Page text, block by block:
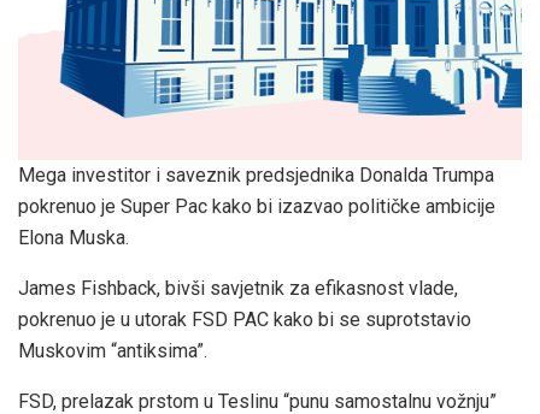
Mega investitor i saveznik predsjednika Donalda Trumpa
pokrenuo je Super Pac kako bi izazvao političke ambicije
Elona Muska.
James Fishback, bivši savjetnik za efikasnost vlade,
pokrenuo je u utorak FSD PAC kako bi se suprotstavio
Muskovim “antiksima”.
FSD, prelazak prstom u Teslinu “punu samostalnu vožnju”